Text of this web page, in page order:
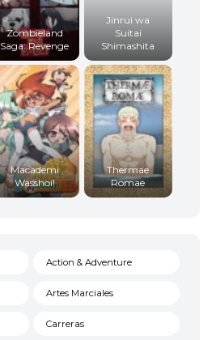
Zombieland
Saga: Revenge
Jinrui wa
Suitai
Shimashita
Macademi
Wasshoi!
Thermae
Romae
Action & Adventure
Artes Marciales
Carreras